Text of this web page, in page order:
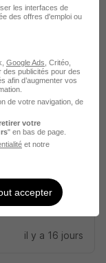
il y a 11 jours
H/F
il y a 16 jours
les interfaces de
des offres d'emploi ou
Google Ads , Critéo,
publicités pour des
afin d’augmenter vos
de votre navigation, de
votre
" en bas de page.
et notre
accepter